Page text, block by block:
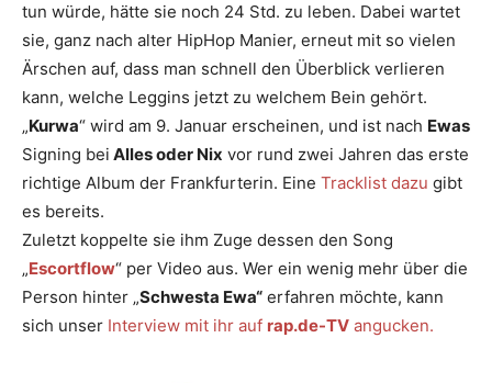
tun würde, hätte sie noch 24 Std. zu leben. Dabei wartet
sie, ganz nach alter HipHop Manier, erneut mit so vielen
Ärschen auf, dass man schnell den Überblick verlieren
kann, welche Leggins jetzt zu welchem Bein gehört.
„Kurwa“ wird am 9. Januar erscheinen, und ist nach Ewas
Signing bei Alles oder Nix vor rund zwei Jahren das erste
richtige Album der Frankfurterin. Eine Tracklist dazu gibt
es bereits.
Zuletzt koppelte sie ihm Zuge dessen den Song
„Escortflow“ per Video aus. Wer ein wenig mehr über die
Person hinter „Schwesta Ewa“ erfahren möchte, kann
sich unser Interview mit ihr auf rap.de-TV angucken.